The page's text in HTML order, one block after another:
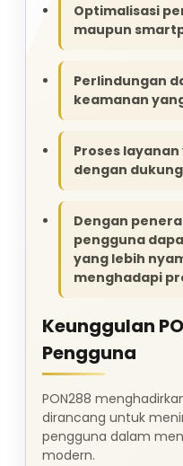
Optimalisasi
maupun
Perlindungan
keamanan
Proses
dengan
Dengan
pengguna
yang lebih
menghadapi
Keunggulan
Pengguna
PON288
dirancang untuk
pengguna dalam
modern.